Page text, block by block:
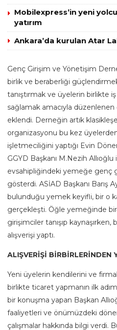
Mobilexpress’in yeni
yatırım
Ankara’da kurulan Atar
Genç Girişim ve Yönetişim
birlik ve beraberliği
tanıştırmak ve üyelerin birlikte
sağlamak amacıyla
eklendi. Derneğin artık
organizasyonu bu kez
işletmeciliğini yaptığı Evin
GGYD Başkanı M.Nezih
evsahipliğindeki yemeğe genç
gösterdi. ASİAD Başkanı Barış
bulunduğu yemek keyifli, bir o
gerçekleşti. Öğle yemeğinde
girişimciler tanışıp
alışverişi yaptı.
ALIŞVERİŞİ BİRBİRLERİNDEN
Yeni üyelerin kendilerini ve
birlikte ticaret yapmanın ilk
bir konuşma yapan Başkan
faaliyetleri ve önümüzdeki
çalışmalar hakkında bilgi verdi.